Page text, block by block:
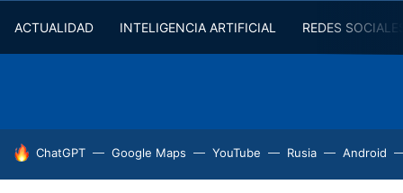
ACTUALIDAD INTELIGENCIA ARTIFICIAL REDES
HOY SE HABLA DE
ChatGPT Google Maps YouTube Rusia Android